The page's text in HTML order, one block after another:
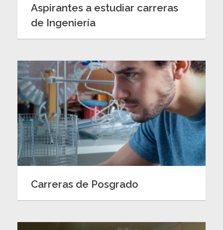
Aspirantes a estudiar carreras
de Ingeniería
Carreras de Posgrado